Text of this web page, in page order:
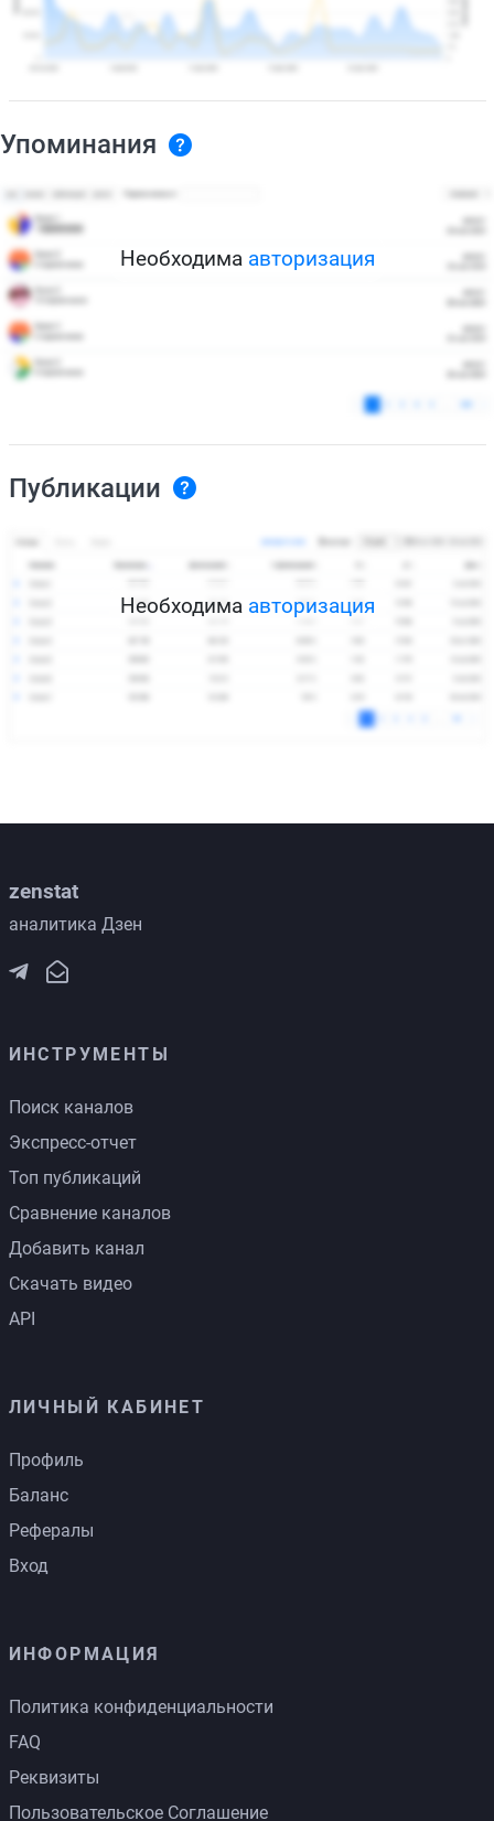
Упоминания
Необходима авторизация
Публикации
Необходима авторизация
zenstat
аналитика Дзен
ИНСТРУМЕНТЫ
Поиск каналов
Экспресс-отчет
Топ публикаций
Сравнение каналов
Добавить канал
Скачать видео
API
ЛИЧНЫЙ КАБИНЕТ
Профиль
Баланс
Рефералы
Вход
ИНФОРМАЦИЯ
Политика конфиденциальности
FAQ
Реквизиты
Пользовательское Соглашение